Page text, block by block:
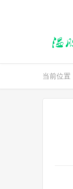
当前位置